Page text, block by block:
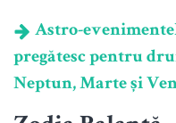
Astro-
pregătesc pentru
Neptun, Marte și